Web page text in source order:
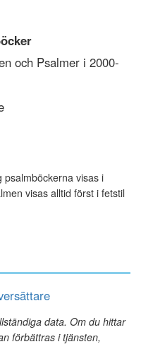
och Psalmer i 2000-
visas i
visas alltid först i fetstil
data. Om du hittar
förbättras i tjänsten,